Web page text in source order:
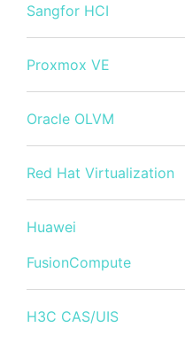
Sangfor HCI
Proxmox VE
Oracle OLVM
Red Hat Virtualization
Huawei
FusionCompute
H3C CAS/UIS